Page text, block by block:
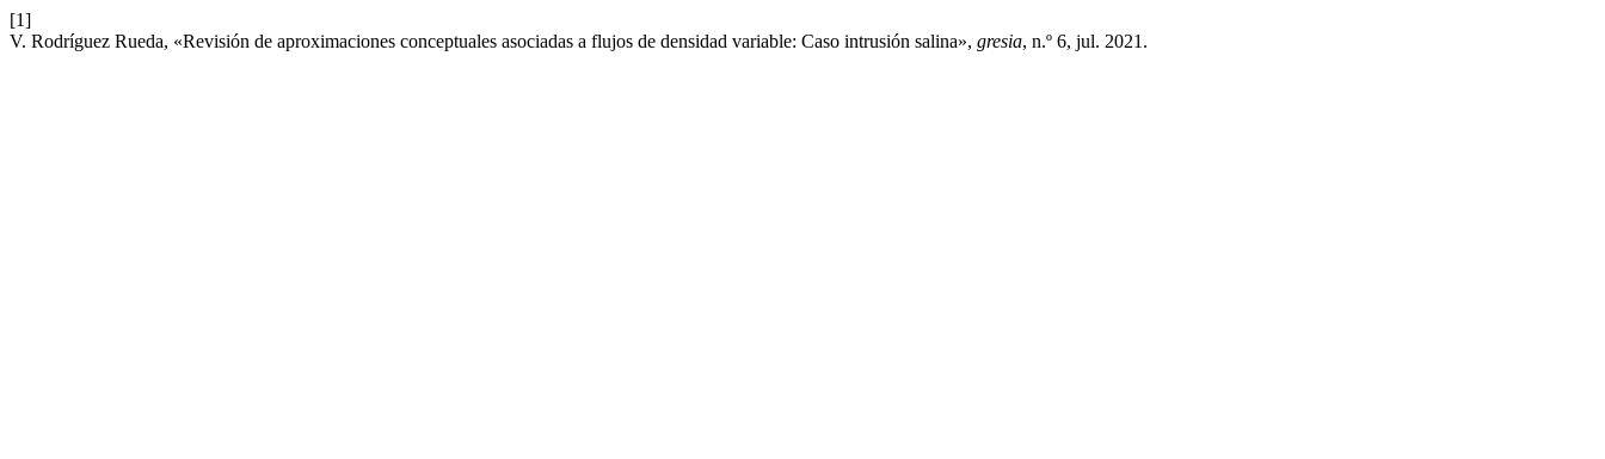
[1]
V. Rodríguez Rueda, «Revisión de aproximaciones conceptuales asociadas a flujos de densidad variable: Caso intrusión salina», gresia, n.º 6, jul. 2021.